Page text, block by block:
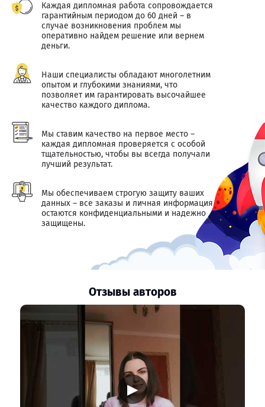
Каждая дипломная работа сопровождается
гарантийным периодом до 60 дней – в
случае возникновения проблем мы
оперативно найдем решение или вернем
деньги.
Наши специалисты обладают многолетним
опытом и глубокими знаниями, что
позволяет им гарантировать высочайшее
качество каждого диплома.
Мы ставим качество на первое место –
каждая дипломная проверяется с особой
тщательностью, чтобы вы всегда получали
лучший результат.
Мы обеспечиваем строгую защиту ваших
данных – все заказы и личная информация
остаются конфиденциальными и надежно
защищены.
Отзывы авторов
▶